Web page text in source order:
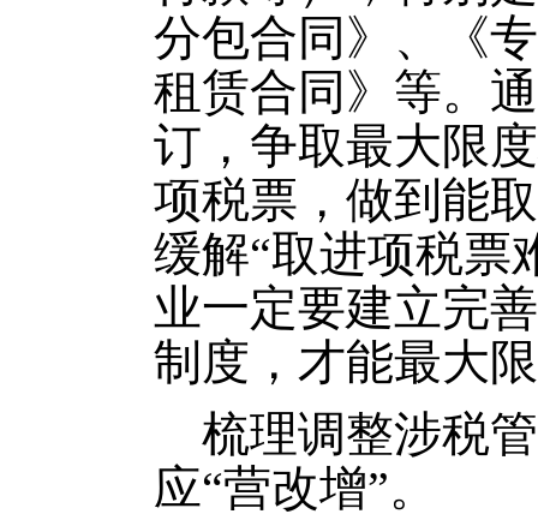
分包合同》、《
租赁合同》等。
订，争取最大限
项税票，做到能
缓解“取进项税票
业一定要建立完
制度，才能最大
梳理调整涉税
应“营改增”。